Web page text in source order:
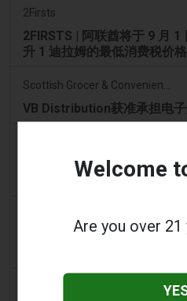
2Firsts
2FIRSTS | 阿联酋将于 9 月
升 1 迪拉姆的最低消费税价
VB Distribution获准承担电
2FIRSTS | 尼古丁袋在美国
销量下降 14%
电子烟税在九个月内筹集了
Welcome
Are you over 21